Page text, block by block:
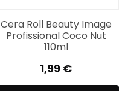
Cera Roll Beauty Image
Profissional Coco Nut
110ml
1,99 €